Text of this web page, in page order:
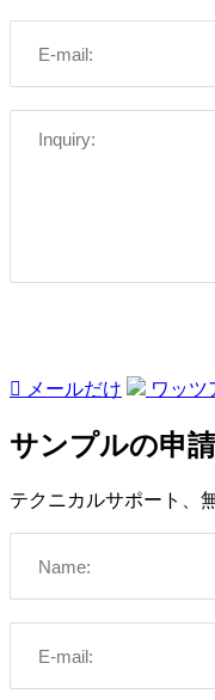
 メールだけ ワッツ
サンプルの申
テクニカルサポート、